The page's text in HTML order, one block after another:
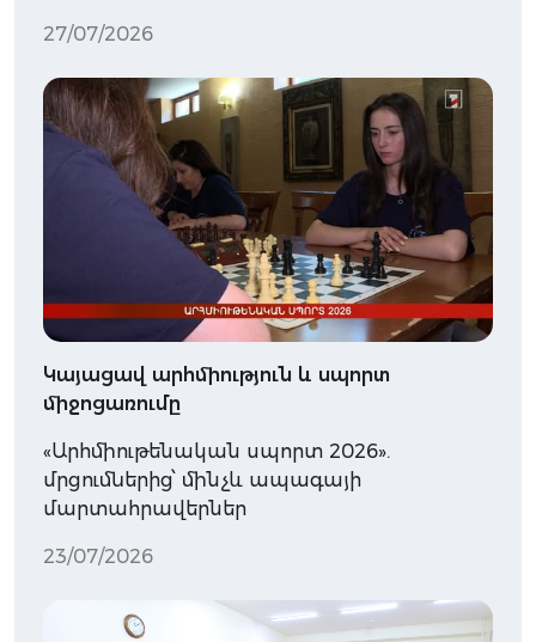
27/07/2026
Կայացավ արհմիություն և սպորտ
միջոցառումը
«Արհմիութենական սպորտ 2026».
մրցումներից՝ մինչև ապագայի
մարտահրավերներ
23/07/2026